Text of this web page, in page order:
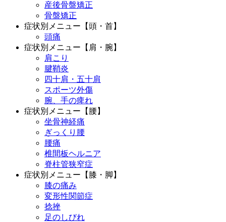
産後骨盤矯正
骨盤矯正
症状別メニュー【頭・首】
頭痛
症状別メニュー【肩・腕】
肩こり
腱鞘炎
四十肩・五十肩
スポーツ外傷
腕、手の痺れ
症状別メニュー【腰】
坐骨神経痛
ぎっくり腰
腰痛
椎間板ヘルニア
脊柱管狭窄症
症状別メニュー【膝・脚】
膝の痛み
変形性関節症
捻挫
足のしびれ